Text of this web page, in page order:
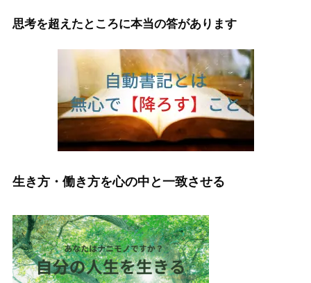
思考を超えたところに本当の答があります
生き方・働き方を心の中と一致させる